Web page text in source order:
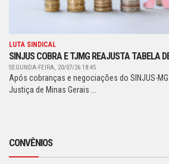
LUTA SINDICAL
SINJUS COBRA E TJMG REAJUSTA TABELA
SEGUNDA-FEIRA, 20/07/26 18:45
Após cobranças e negociações do SINJUS-
Justiça de Minas Gerais ...
CONVÊNIOS